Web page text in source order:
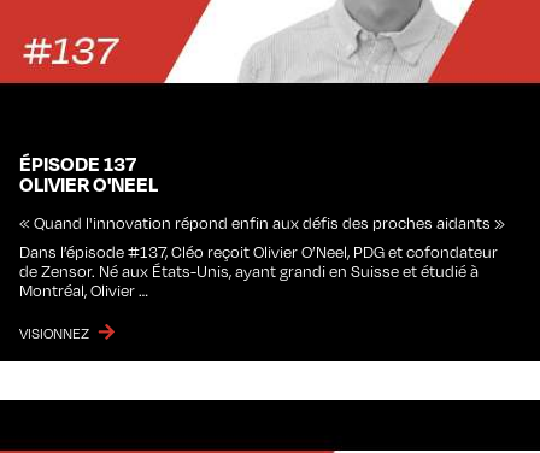
ÉPISODE 137
OLIVIER O'NEEL
« Quand l'innovation répond enfin aux défis des proches aidants »
Dans l’épisode #137, Cléo reçoit Olivier O’Neel, PDG et cofondateur
de Zensor. Né aux États-Unis, ayant grandi en Suisse et étudié à
Montréal, Olivier …
VISIONNEZ